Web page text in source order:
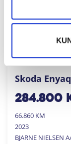
Skoda
284.800
66.860 KM
2023
BJARNE NIELSEN